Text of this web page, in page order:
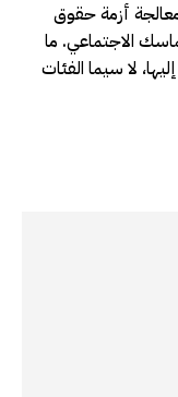
معالجة أزمة حقوق
الاجتماعي. ما
لا سيما الفئات